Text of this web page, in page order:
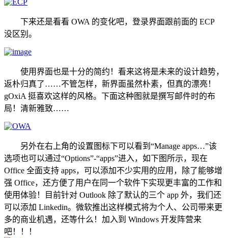
下来还是看看 OWA 的变化吧，登录界面跟前面的 ECP
没区别。
使用界面也是十分的简约！看来这将是未来的设计趋势，
返朴归真了……不管怎样，新界面虽然朴素，但真的漂亮！
gOxiA 挺喜欢这样的风格。下面这种图就是撰写邮件时的布
局！清新雅致……
另外在右上角的设置图标下可以看到“Manage apps…”该
选项也可以通过“Options”-“apps”进入，如下图所示，现在
Office 全面支持 apps，可以添加不少实用的应用，除了能够增
强 Office，还方便了用户在同一个软件下实现更丰富的工作和
使用体验！目前针对 Outlook 除了默认的三个 app 外，我们还
可以添加 Linkedin。微软推出这样模式将为个人、公司带来更
多的商业机遇，还等什么！加入到 Windows 开发阵营来
吧！！！